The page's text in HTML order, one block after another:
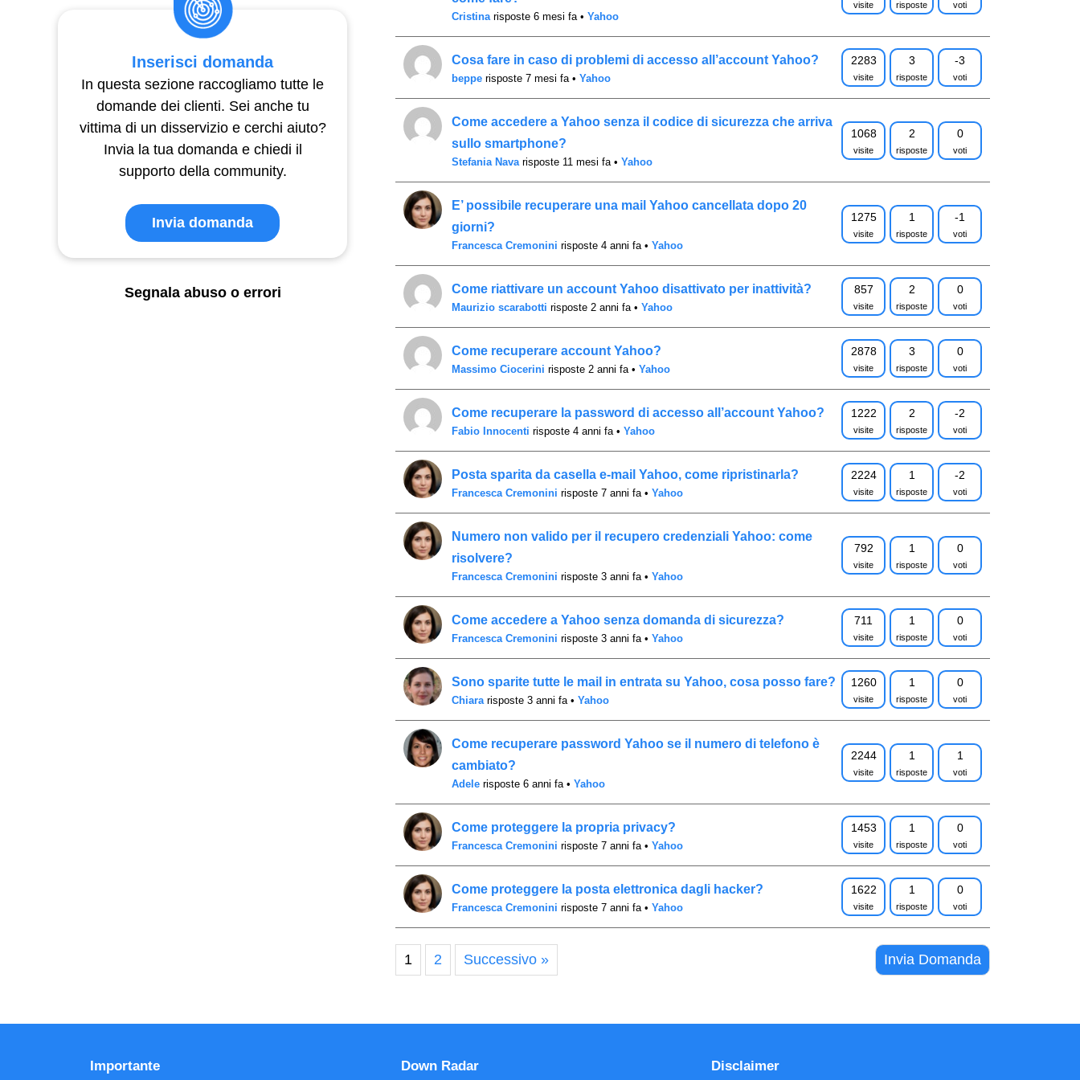
Cristinarisposte 6 mesi fa• Yahoo
visite risposte voti
Cosa fare in caso di problemi di accesso all’account Yahoo?
beppe risposte 7 mesi fa• Yahoo
2283
visite
3
risposte
-3
voti
Come accedere a Yahoo senza il codice di sicurezza che arriva
sullo smartphone?
Stefania Navarisposte 11 mesi fa• Yahoo
1068
visite
2
risposte
0
voti
E’ possibile recuperare una mail Yahoo cancellata dopo 20
giorni?
Francesca Cremonini risposte 4 anni fa• Yahoo
1275
visite
1
risposte
-1
voti
Come riattivare un account Yahoo disattivato per inattività?
Maurizio scarabotti risposte 2 anni fa• Yahoo
857
visite
2
risposte
0
voti
Come recuperare account Yahoo?
Massimo Ciocerini risposte 2 anni fa• Yahoo
2878
visite
3
risposte
0
voti
Come recuperare la password di accesso all’account Yahoo?
Fabio Innocenti risposte 4 anni fa• Yahoo
1222
visite
2
risposte
-2
voti
Posta sparita da casella e-mail Yahoo, come ripristinarla?
Francesca Cremonini risposte 7 anni fa• Yahoo
2224
visite
1
risposte
-2
voti
Numero non valido per il recupero credenziali Yahoo: come
risolvere?
Francesca Cremonini risposte 3 anni fa• Yahoo
792
visite
1
risposte
0
voti
Come accedere a Yahoo senza domanda di sicurezza?
Francesca Cremonini risposte 3 anni fa• Yahoo
711
visite
1
risposte
0
voti
Sono sparite tutte le mail in entrata su Yahoo, cosa posso fare?
Chiararisposte 3 anni fa• Yahoo
1260
visite
1
risposte
0
voti
Come recuperare password Yahoo se il numero di telefono è
cambiato?
Adele risposte 6 anni fa• Yahoo
2244
visite
1
risposte
1
voti
Come proteggere la propria privacy?
Francesca Cremonini risposte 7 anni fa• Yahoo
1453
visite
1
risposte
0
voti
Come proteggere la posta elettronica dagli hacker?
Francesca Cremonini risposte 7 anni fa• Yahoo
1622
visite
1
risposte
0
voti
1 2 Successivo » Invia Domanda
Inserisci domanda
In questa sezione raccogliamo tutte le
domande dei clienti. Sei anche tu
vittima di un disservizio e cerchi aiuto?
Invia la tua domanda e chiedi il
supporto della community.
Invia domanda
Segnala abuso o errori
Importante
Down Radar
Disclaimer